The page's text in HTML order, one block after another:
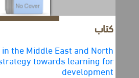
in the Middle East and North
a strategy towards learning for
development